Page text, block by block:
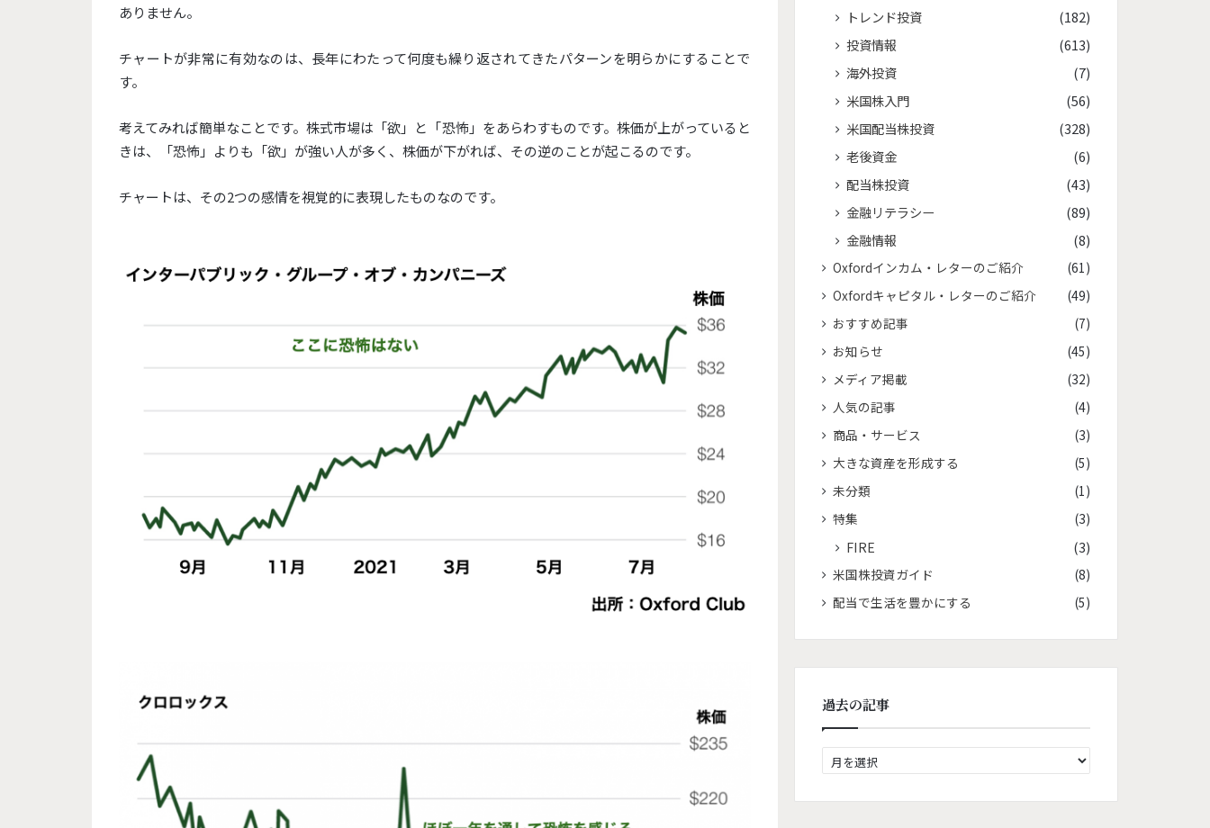
ありません。
チャートが非常に有効なのは、 長年にわたって何度も繰り返されてきたパターンを明らかにするこ とで
す。
考えてみれば簡単なことです。株式市場は「欲」と「恐怖」 をあらわすものです。株価が上がっていると
きは、「恐怖」 よりも「欲」が強い人が多く、株価が下がれば、 その逆のことが起こるのです。
チャートは、その2つの感情を視覚的に表現したものなのです。
トレンド投資
(182)
投資情報
(613)
海外投資
(7)
米国株入門
(56)
米国配当株投資
(328)
老後資金
(6)
配当株投資
(43)
金融リテラシー
(89)
金融情報
(8)
Oxfordインカム・レターのご紹介
(61)
Oxfordキャピタル・レターのご紹介
(49)
おすすめ記事
(7)
お知らせ
(45)
メディア掲載
(32)
人気の記事
(4)
商品・サービス
(3)
大きな資産を形成する
(5)
未分類
(1)
特集
(3)
FIRE (3)
米国株投資ガイド
(8)
配当で生活を豊かにする
(5)
過去の記事
過
去